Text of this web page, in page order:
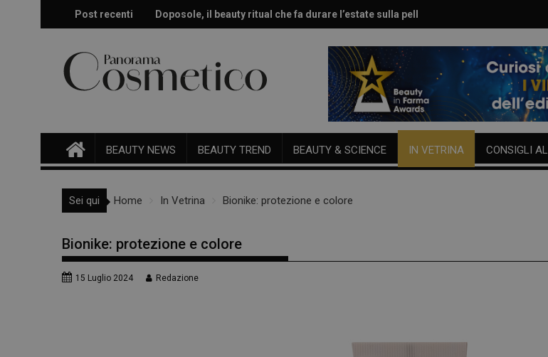
Post recenti Doposole, il beauty ritual che fa durare l’estate sulla pelle
Effetto glow immediato e modulabile per viso e corpo
BEAUTY NEWS BEAUTY TREND BEAUTY & SCIENCE IN VETRINA CONSIGLI
Sei qui Home In Vetrina Bionike: protezione e colore
Bionike: protezione e colore
15 Luglio 2024 Redazione